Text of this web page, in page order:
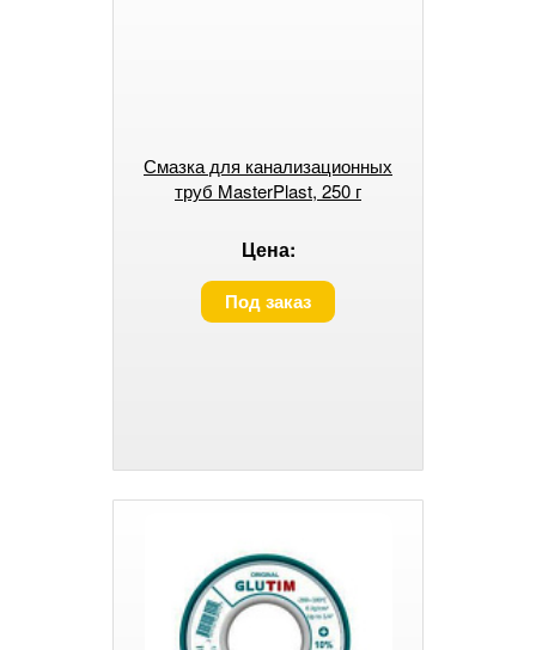
Смазка для канализационных
труб MasterPlast, 250 г
Цена:
Под заказ